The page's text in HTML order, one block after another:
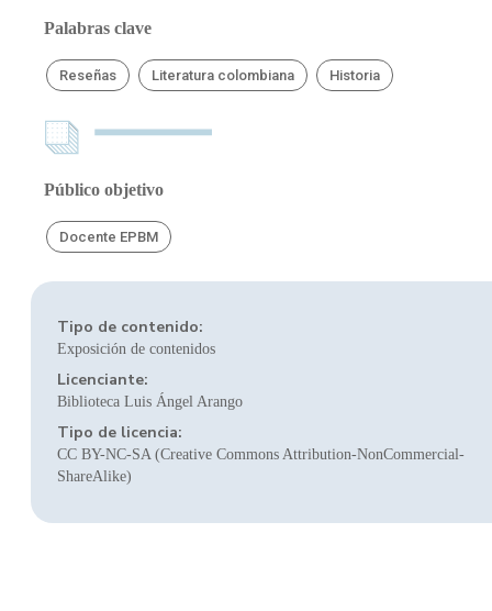
Palabras clave
Reseñas Literatura colombiana Historia
Público objetivo
Docente EPBM
Tipo de contenido:
Exposición de contenidos
Licenciante:
Biblioteca Luis Ángel Arango
Tipo de licencia:
CC BY-NC-SA (Creative Commons Attribution-NonCommercial-
ShareAlike)